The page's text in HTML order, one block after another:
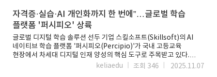
자격증·실습·AI 개인화까지 한 번에”…글로벌 학습
플랫폼 '퍼시피오' 상륙
글로벌 디지털 학습 솔루션 선두 기업 스킬소프트(Skillsoft)의 AI
네이티브 학습 플랫폼 '퍼시피오(Percipio)'가 국내 고등교육
현장에서 차세대 디지털 인재 양성의 핵심 도구로 주목받고 있다.
스킬소프트는 100여 개의 글로벌 인증 자격증을 비즈니스, IT,
keliaedu 조회 346 2025.11.07